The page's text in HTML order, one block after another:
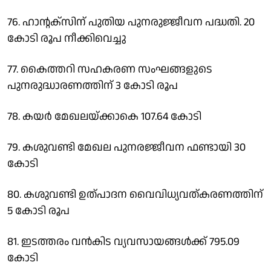
76. ഹാന്റക്‌സിന് പുതിയ പുനരുജ്ജീവന പദ്ധതി. 20
കോടി രൂപ നീക്കിവെച്ചു
77. കൈത്തറി സഹകരണ സംഘങ്ങളുടെ
പുനരുദ്ധാരണത്തിന് 3 കോടി രൂപ
78. കയര്‍ മേഖലയ്ക്കാകെ 107.64 കോടി
79. കശുവണ്ടി മേഖല പുനരജ്ജീവന ഫണ്ടായി 30
കോടി
80. കശുവണ്ടി ഉത്പാദന വൈവിധ്യവത്കരണത്തിന്
5 കോടി രൂപ
81. ഇടത്തരം വന്‍കിട വ്യവസായങ്ങള്‍ക്ക് 795.09
കോടി